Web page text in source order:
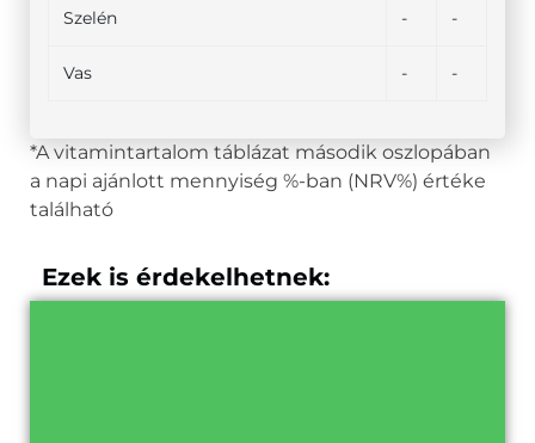
Szelén - -
Vas - -
*A vitamintartalom táblázat második oszlopában
a napi ajánlott mennyiség %-ban (NRV%) értéke
található
Ezek is érdekelhetnek: